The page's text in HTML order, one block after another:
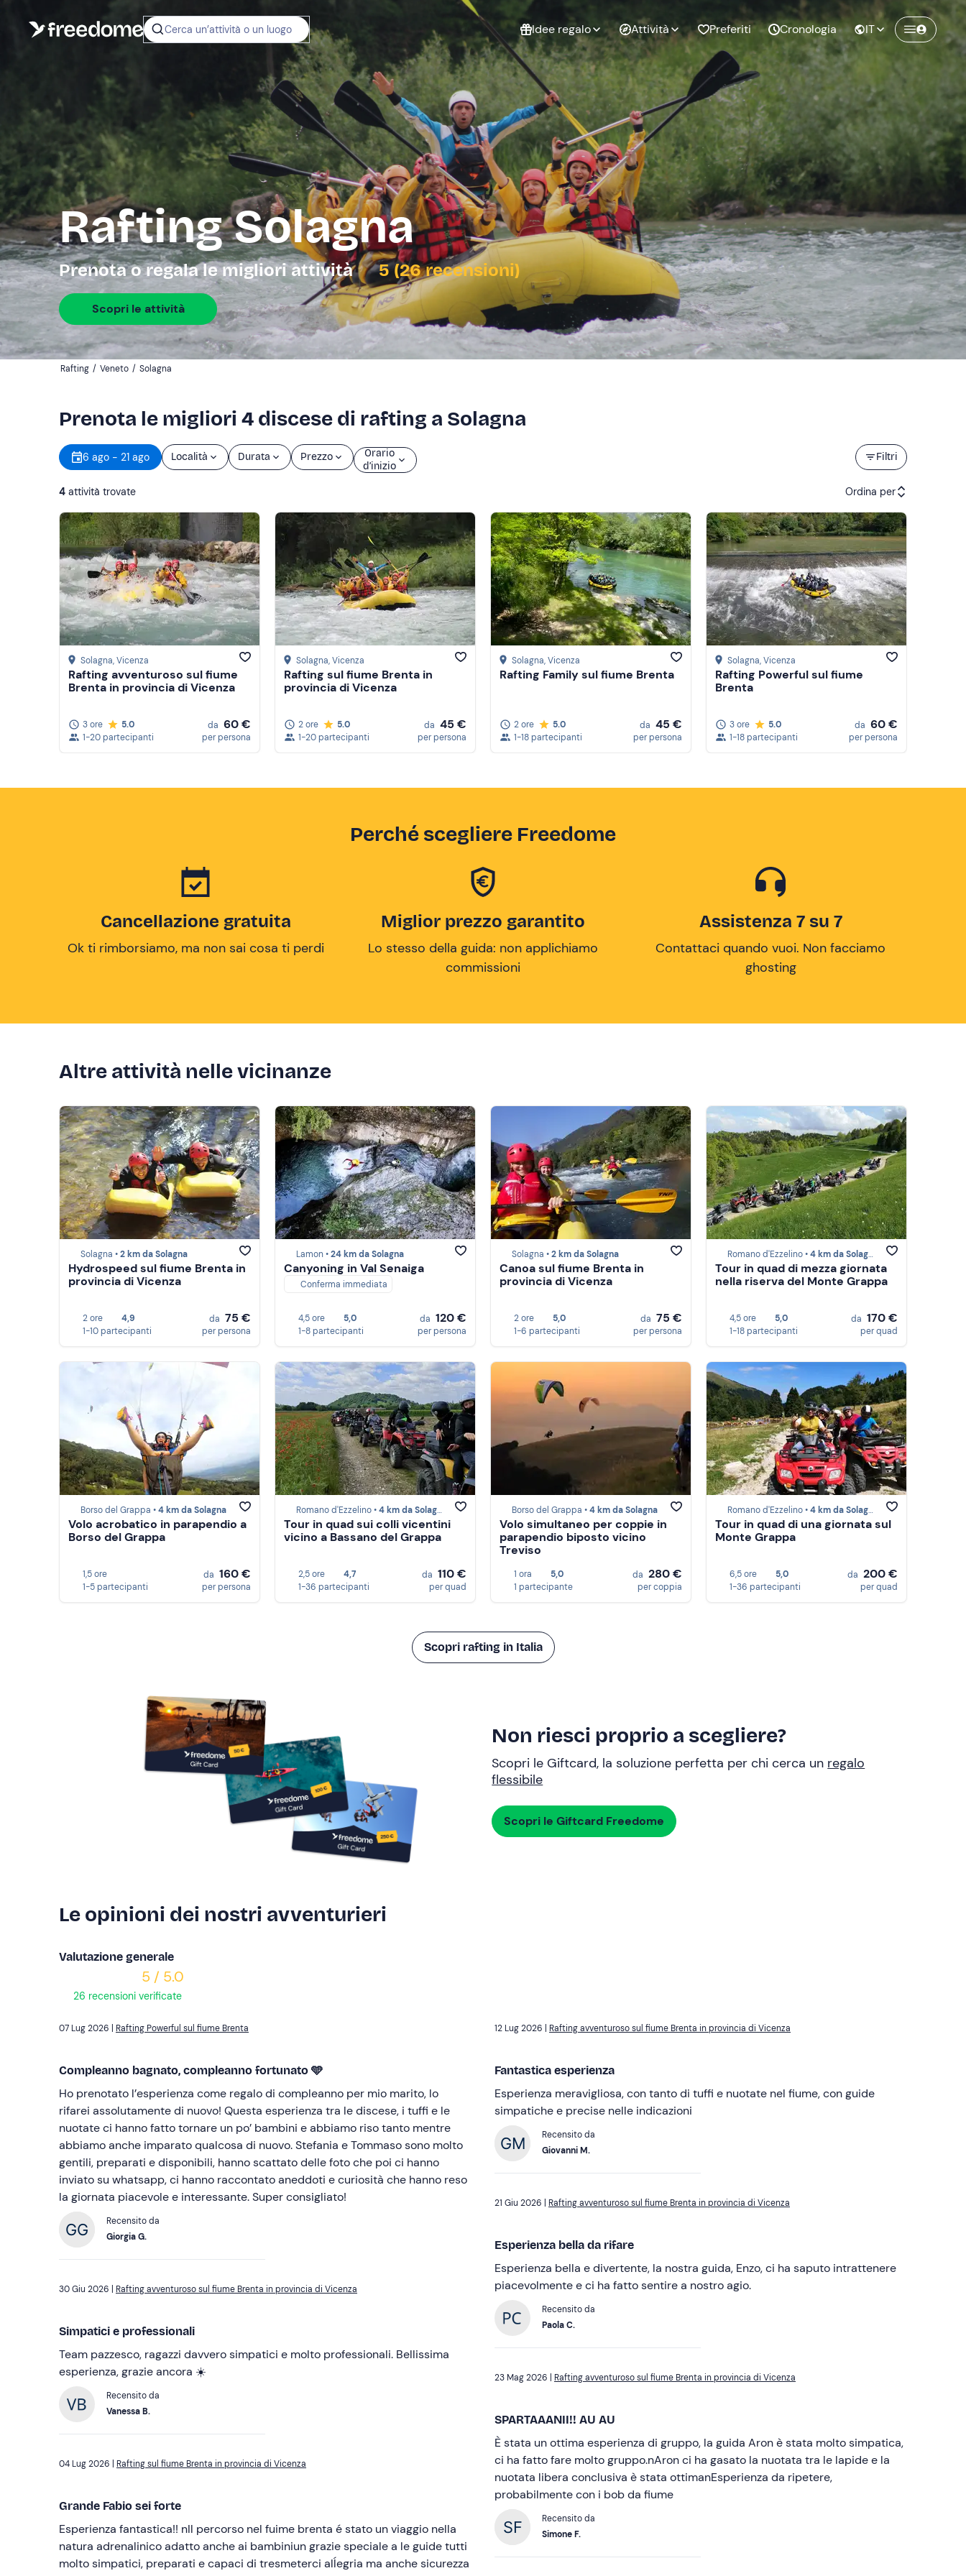
Cerca un’attività o un luogo Idee regalo
Non sai cosa
regalare?
Gift Card Freedome
Un regalo digitale che
lascia la libertà di
scegliere esperienze
outdoor in tutta Italia.
Regala una Gift Card
Esperienze da
regalare
Esperienze di
coppia
Compleanno
Laurea
Addio al
celibato
Addio al
nubilato
Attività Preferiti Cronologia IT
Rafting Solagna
Prenota o regala le migliori attività 5 (26 recensioni)
Scopri le attività
Rafting / Veneto / Solagna
Prenota le migliori 4 discese di rafting a Solagna
Filtri
6 ago - 21 ago Località Durata Prezzo
Orario
d’inizio
4 attività trovate Ordina per
Attività consigliate
Prezzo (crescente)
Prezzo (decrescente)
Recensioni
Solagna, Vicenza
Rafting avventuroso sul fiume
Brenta in provincia di Vicenza
3 ore
5.0
1-20 partecipanti
da 60 €
per persona
Solagna, Vicenza
Rafting sul fiume Brenta in
provincia di Vicenza
2 ore
5.0
1-20 partecipanti
da 45 €
per persona
Solagna, Vicenza
Rafting Family sul fiume Brenta
2 ore
5.0
1-18 partecipanti
da 45 €
per persona
Solagna, Vicenza
Rafting Powerful sul fiume
Brenta
3 ore
5.0
1-18 partecipanti
da 60 €
per persona
Perché scegliere Freedome
Cancellazione gratuita
Ok ti rimborsiamo, ma non sai cosa ti perdi
Miglior prezzo garantito
Lo stesso della guida: non applichiamo
commissioni
Assistenza 7 su 7
Contattaci quando vuoi. Non facciamo
ghosting
Altre attività nelle vicinanze
Solagna •2 km da Solagna
Hydrospeed sul fiume Brenta in
provincia di Vicenza
2 ore
4,9
1-10 partecipanti
da 75 €
per persona
Lamon •24 km da Solagna
Canyoning in Val Senaiga
Conferma immediata
4,5 ore
5,0
1-8 partecipanti
da 120 €
per persona
Solagna •2 km da Solagna
Canoa sul fiume Brenta in
provincia di Vicenza
2 ore
5,0
1-6 partecipanti
da 75 €
per persona
Romano d'Ezzelino •4 km da Solagna
Tour in quad di mezza giornata
nella riserva del Monte Grappa
4,5 ore
5,0
1-18 partecipanti
da 170 €
per quad
Borso del Grappa •4 km da Solagna
Volo acrobatico in parapendio a
Borso del Grappa
1,5 ore
1-5 partecipanti
da 160 €
per persona
Romano d'Ezzelino •4 km da Solagna
Tour in quad sui colli vicentini
vicino a Bassano del Grappa
2,5 ore
4,7
1-36 partecipanti
da 110 €
per quad
Borso del Grappa •4 km da Solagna
Volo simultaneo per coppie in
parapendio biposto vicino
Treviso
1 ora
5,0
1 partecipante
da 280 €
per coppia
Romano d'Ezzelino •4 km da Solagna
Tour in quad di una giornata sul
Monte Grappa
6,5 ore
5,0
1-36 partecipanti
da 200 €
per quad
Scopri rafting in Italia
Non riesci proprio a scegliere?
Scopri le Giftcard, la soluzione perfetta per chi cerca un regalo
flessibile
Scopri le Giftcard Freedome
Le opinioni dei nostri avventurieri
Valutazione generale
5 / 5.0
26 recensioni verificate
Rafting Powerful sul fiume Brenta
Compleanno bagnato, compleanno fortunato 🩵
Ho prenotato l’esperienza come regalo di compleanno per mio marito, lo
rifarei assolutamente di nuovo! Questa esperienza tra le discese, i tuffi e le
nuotate ci hanno fatto tornare un po’ bambini e abbiamo riso tanto mentre
abbiamo anche imparato qualcosa di nuovo. Stefania e Tommaso sono molto
gentili, preparati e disponibili, hanno scattato delle foto che poi ci hanno
inviato su whatsapp, ci hanno raccontato aneddoti e curiosità che hanno reso
la giornata piacevole e interessante. Super consigliato!
Recensito da
Giorgia G.
Rafting avventuroso sul fiume Brenta in provincia di Vicenza
Simpatici e professionali
Team pazzesco, ragazzi davvero simpatici e molto professionali. Bellissima
esperienza, grazie ancora ☀️
Recensito da
Vanessa B.
Rafting sul fiume Brenta in provincia di Vicenza
Grande Fabio sei forte
Esperienza fantastica!! nIl percorso nel fuime brenta é stato un viaggio nella
natura adrenalinico adatto anche ai bambiniun grazie speciale a le guide tutti
molto simpatici, preparati e capaci di tresmeterci alĺegria ma anche sicurezza
Rafting avventuroso sul fiume Brenta in provincia di Vicenza
Fantastica esperienza
Esperienza meravigliosa, con tanto di tuffi e nuotate nel fiume, con guide
simpatiche e precise nelle indicazioni
Recensito da
Giovanni M.
Rafting avventuroso sul fiume Brenta in provincia di Vicenza
Esperienza bella da rifare
Esperienza bella e divertente, la nostra guida, Enzo, ci ha saputo intrattenere
piacevolmente e ci ha fatto sentire a nostro agio.
Recensito da
Paola C.
Rafting avventuroso sul fiume Brenta in provincia di Vicenza
SPARTAAANII!! AU AU
È stata un ottima esperienza di gruppo, la guida Aron è stata molto simpatica,
ci ha fatto fare molto gruppo.nAron ci ha gasato la nuotata tra le lapide e la
nuotata libera conclusiva è stata ottimanEsperienza da ripetere,
probabilmente con i bob da fiume
Recensito da
Simone F.
Crea un account Freedome
Unisciti a una community di avventurieri
come te e colleziona ricordi indimenticabili!
Continua con l'email